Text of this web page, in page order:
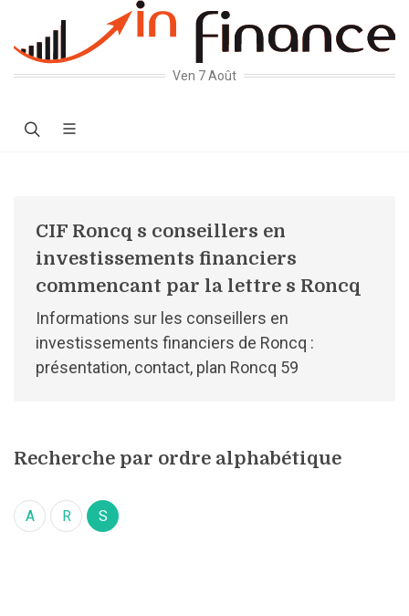
Ven 7 Août
CIF Roncq s conseillers en
investissements financiers
commencant par la lettre s Roncq
Informations sur les conseillers en
investissements financiers de Roncq :
présentation, contact, plan Roncq 59
Recherche par ordre alphabétique
A R S